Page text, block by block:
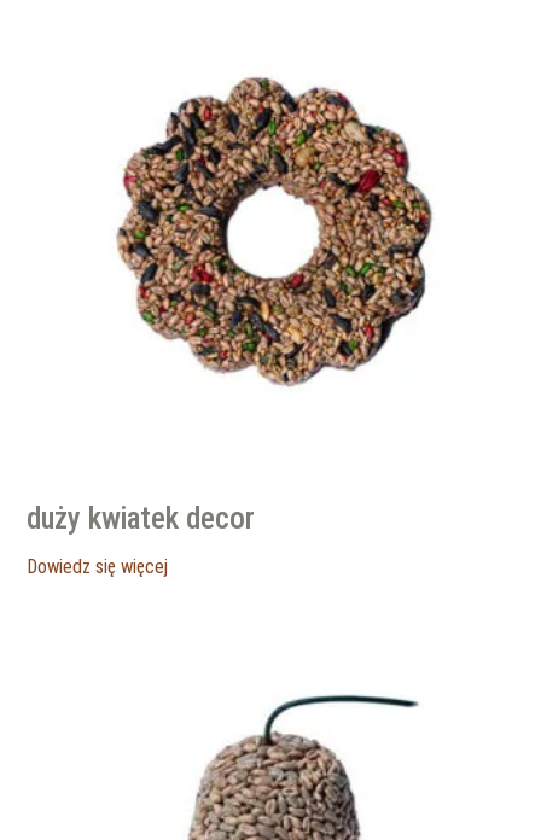
duży kwiatek decor
Dowiedz się więcej